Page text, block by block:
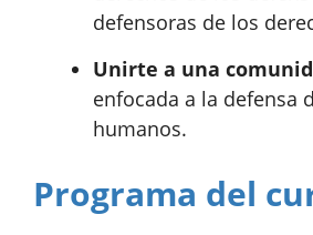
defensoras de los
Unirte a una
enfocada a la defensa
humanos.
Programa del